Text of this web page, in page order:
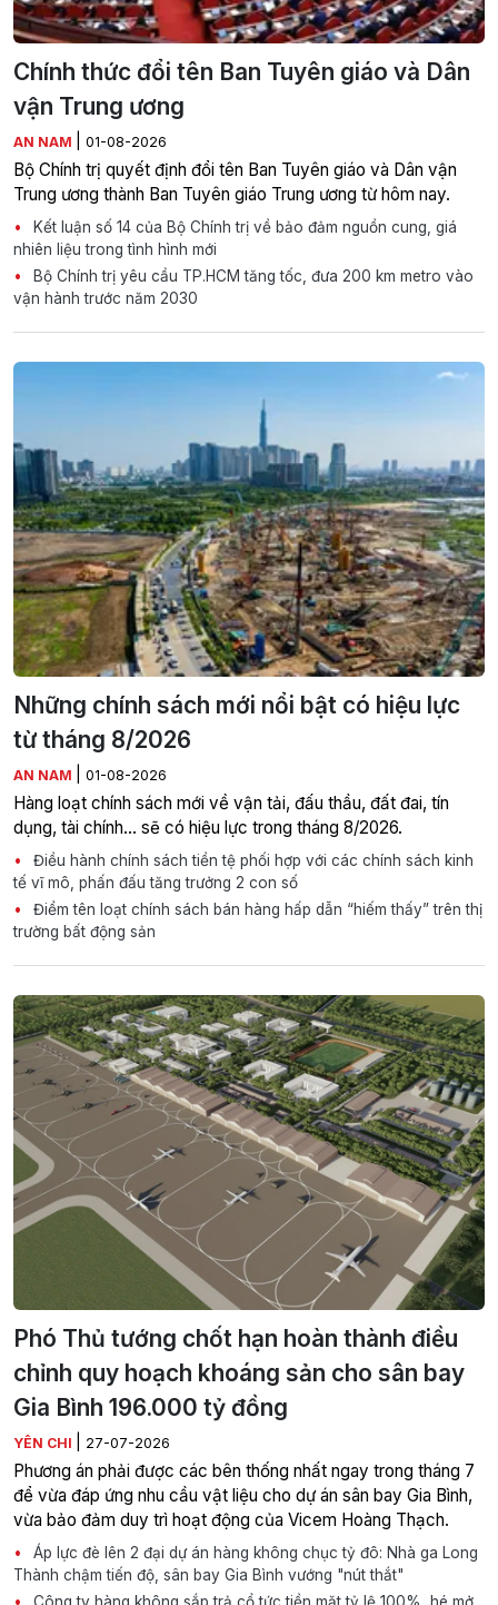
Chính thức đổi tên Ban Tuyên giáo và Dân
vận Trung ương
AN NAM 01-08-2026
Bộ Chính trị quyết định đổi tên Ban Tuyên giáo và Dân vận
Trung ương thành Ban Tuyên giáo Trung ương từ hôm nay.
Kết luận số 14 của Bộ Chính trị về bảo đảm nguồn cung, giá
nhiên liệu trong tình hình mới
Bộ Chính trị yêu cầu TP.HCM tăng tốc, đưa 200 km metro vào
vận hành trước năm 2030
Những chính sách mới nổi bật có hiệu lực
từ tháng 8/2026
AN NAM 01-08-2026
Hàng loạt chính sách mới về vận tải, đấu thầu, đất đai, tín
dụng, tài chính... sẽ có hiệu lực trong tháng 8/2026.
Điều hành chính sách tiền tệ phối hợp với các chính sách kinh
tế vĩ mô, phấn đấu tăng trưởng 2 con số
Điểm tên loạt chính sách bán hàng hấp dẫn “hiếm thấy” trên thị
trường bất động sản
Phó Thủ tướng chốt hạn hoàn thành điều
chỉnh quy hoạch khoáng sản cho sân bay
Gia Bình 196.000 tỷ đồng
YÊN CHI 27-07-2026
Phương án phải được các bên thống nhất ngay trong tháng 7
để vừa đáp ứng nhu cầu vật liệu cho dự án sân bay Gia Bình,
vừa bảo đảm duy trì hoạt động của Vicem Hoàng Thạch.
Áp lực đè lên 2 đại dự án hàng không chục tỷ đô: Nhà ga Long
Thành chậm tiến độ, sân bay Gia Bình vướng "nút thắt"
Công ty hàng không sắp trả cổ tức tiền mặt tỷ lệ 100%, hé mở